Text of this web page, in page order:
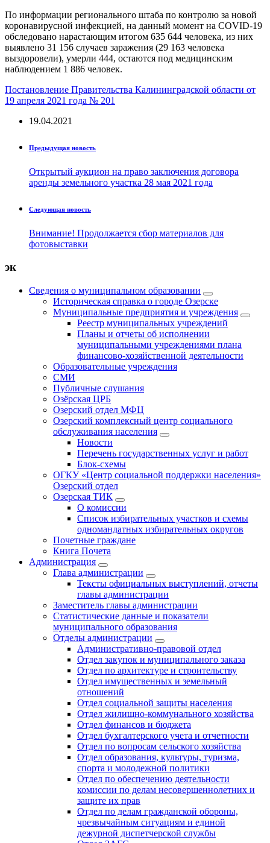
По информации регионального штаба по контролю за новой
коронавирусной инфекцией, на данный момент на COVID-19
обследовано нарастающим итогом 635 644 человека, из них
выявлено 31 156 случаев заражения (29 163 человека
выздоровели), умерли 444, остаются под медицинским
наблюдением 1 886 человек.
Постановление Правительства Калининградской области от
19 апреля 2021 года № 201
19.04.2021
Предыдущая новость
Открытый аукцион на право заключения договора
аренды земельного участка 28 мая 2021 года
Следующая новость
Внимание! Продолжается сбор материалов для
фотовыставки
эк
Сведения о муниципальном образовании
Историческая справка о городе Озерске
Муниципальные предприятия и учреждения
Реестр муниципальных учреждений
Планы и отчеты об исполнении
муниципальными учреждениями плана
финансово-хозяйственной деятельности
Образовательные учреждения
СМИ
Публичные слушания
Озёрская ЦРБ
Озерский отдел МФЦ
Озерский комплексный центр социального
обслуживания населения
Новости
Перечень государственных услуг и работ
Блок-схемы
ОГКУ «Центр социальной поддержки населения»
Озерский отдел
Озерская ТИК
О комиссии
Список избирательных участков и схемы
одномандатных избирательных округов
Почетные граждане
Книга Почета
Администрация
Глава администрации
Тексты официальных выступлений, отчеты
главы администрации
Заместитель главы администрации
Статистические данные и показатели
муниципального образования
Отделы администрации
Административно-правовой отдел
Отдел закупок и муниципального заказа
Отдел по архитектуре и строительству
Отдел имущественных и земельный
отношений
Отдел социальной защиты населения
Отдел жилищно-коммунального хозяйства
Отдел финансов и бюджета
Отдел бухгалтерского учета и отчетности
Отдел по вопросам сельского хозяйства
Отдел образования, культуры, туризма,
спорта и молодежной политики
Отдел по обеспечению деятельности
комиссии по делам несовершеннолетних и
защите их прав
Отдел по делам гражданской обороны,
чрезвычайным ситуациям и единой
дежурной диспетчерской службы